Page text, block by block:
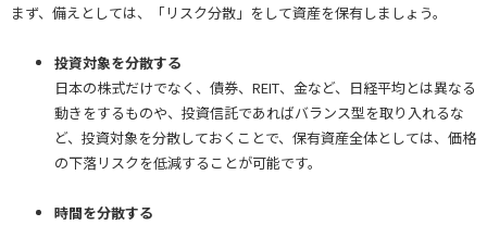
まず、備えとしては、「リスク分散」をして資産を保有しましょう。
投資対象を分散する
日本の株式だけでなく、債券、REIT、金など、日経平均とは異なる
動きをするものや、投資信託であればバランス型を取り入れるな
ど、投資対象を分散しておくことで、保有資産全体としては、価格
の下落リスクを低減することが可能です。
時間を分散する